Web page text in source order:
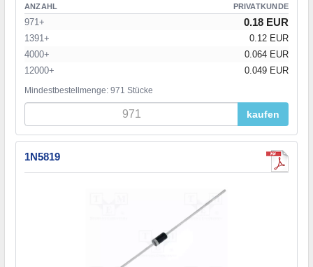
ANZAHL PRIVATKUNDE
971+ 0.18 EUR
1391+
0.12 EUR
4000+
0.064 EUR
12000+
0.049 EUR
Mindestbestellmenge: 971 Stücke
kaufen
1N5819